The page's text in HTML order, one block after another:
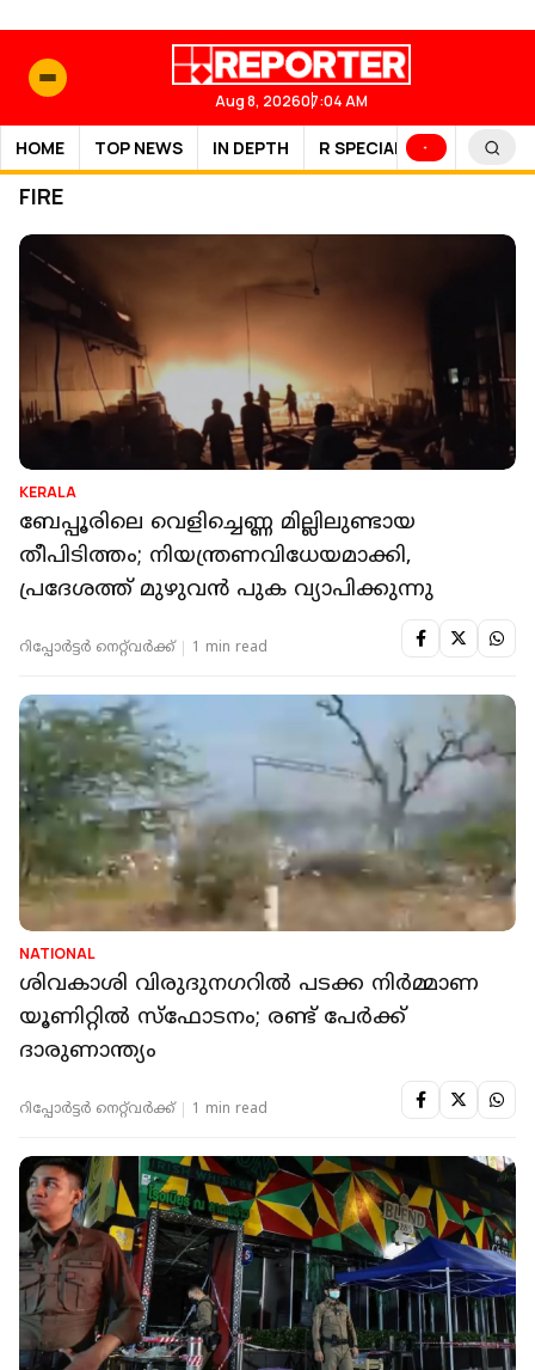
Aug 8, 202607:04 AM
HOME TOP NEWS IN DEPTH R SPECIAL SPORTS
FIRE
KERALA
ബേപ്പൂരിലെ വെളിച്ചെണ്ണ മില്ലിലുണ്ടായ
തീപിടിത്തം; നിയന്ത്രണവിധേയമാക്കി,
പ്രദേശത്ത് മുഴുവന്‍ പുക വ്യാപിക്കുന്നു
റിപ്പോർട്ടർ നെറ്റ്‌വര്‍ക്ക്‌ 1 min read
NATIONAL
ശിവകാശി വിരുദുനഗറിൽ പടക്ക നിര്‍മ്മാണ
യൂണിറ്റില്‍ സ്‌ഫോടനം; രണ്ട് പേര്‍ക്ക്
ദാരുണാന്ത്യം
റിപ്പോർട്ടർ നെറ്റ്‌വര്‍ക്ക്‌ 1 min read